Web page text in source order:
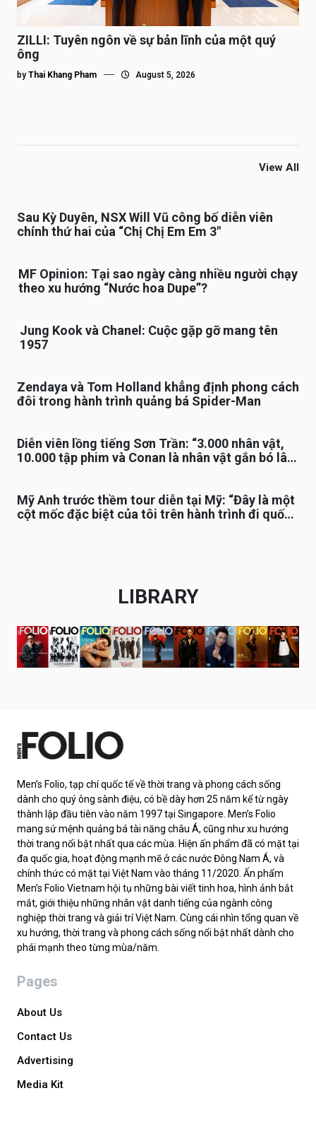
ZILLI: Tuyên ngôn về sự bản lĩnh của một quý
ông
by Thai Khang Pham August 5, 2026
View All
Sau Kỳ Duyên, NSX Will Vũ công bố diễn viên
chính thứ hai của “Chị Chị Em Em 3″
MF Opinion: Tại sao ngày càng nhiều người chạy
theo xu hướng “Nước hoa Dupe”?
Jung Kook và Chanel: Cuộc gặp gỡ mang tên
1957
Zendaya và Tom Holland khẳng định phong cách
đôi trong hành trình quảng bá Spider-Man
Diễn viên lồng tiếng Sơn Trần: “3.000 nhân vật,
10.000 tập phim và Conan là nhân vật gắn bó lâu
Mỹ Anh trước thềm tour diễn tại Mỹ: “Đây là một
cột mốc đặc biệt của tôi trên hành trình đi quốc
LIBRARY
Men’s Folio, tạp chí quốc tế về thời trang và phong cách sống
dành cho quý ông sành điệu, có bề dày hơn 25 năm kể từ ngày
thành lập đầu tiên vào năm 1997 tại Singapore. Men’s Folio
mang sứ mệnh quảng bá tài năng châu Á, cũng như xu hướng
thời trang nổi bật nhất qua các mùa. Hiện ấn phẩm đã có mặt tại
đa quốc gia, hoạt động mạnh mẽ ở các nước Đông Nam Á, và
chính thức có mặt tại Việt Nam vào tháng 11/2020. Ấn phẩm
Men’s Folio Vietnam hội tụ những bài viết tinh hoa, hình ảnh bắt
mắt, giới thiệu những nhân vật danh tiếng của ngành công
nghiệp thời trang và giải trí Việt Nam. Cùng cái nhìn tổng quan về
xu hướng, thời trang và phong cách sống nổi bật nhất dành cho
phái mạnh theo từng mùa/năm.
Pages
About Us
Contact Us
Advertising
Media Kit